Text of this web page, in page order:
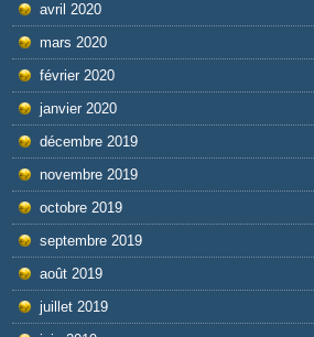
avril 2020
mars 2020
février 2020
janvier 2020
décembre 2019
novembre 2019
octobre 2019
septembre 2019
août 2019
juillet 2019